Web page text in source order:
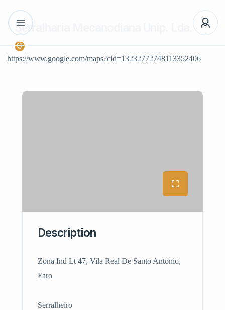
Serralharia Mecanodiana Unip. Lda.
https://www.google.com/maps?cid=13232772748113352406
Description
Zona Ind Lt 47, Vila Real De Santo António,
Faro
Serralheiro